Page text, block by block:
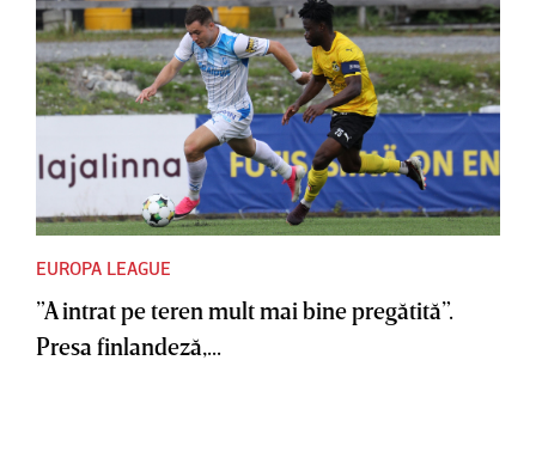
EUROPA LEAGUE
”A intrat pe teren mult mai bine pregătită”.
Presa finlandeză,...